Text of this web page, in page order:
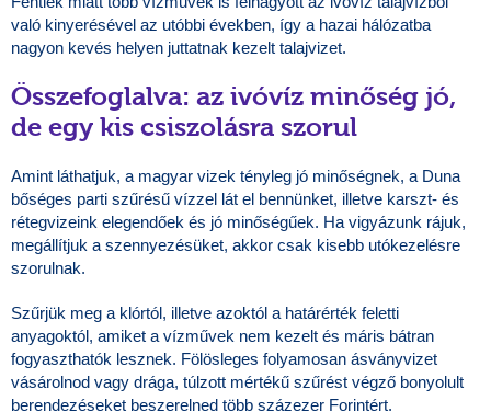
való kinyerésével az utóbbi években, így a hazai hálózatba
nagyon kevés helyen juttatnak kezelt talajvizet.
Összefoglalva: az ivóvíz minőség jó,
de egy kis csiszolásra szorul
Amint láthatjuk, a magyar vizek tényleg jó minőségnek, a Duna
bőséges parti szűrésű vízzel lát el bennünket, illetve karszt- és
rétegvizeink elegendőek és jó minőségűek. Ha vigyázunk rájuk,
megállítjuk a szennyezésüket, akkor csak kisebb utókezelésre
szorulnak.
Szűrjük meg a klórtól, illetve azoktól a határérték feletti
anyagoktól, amiket a vízművek nem kezelt és máris bátran
fogyaszthatók lesznek. Fölösleges folyamosan ásványvizet
vásárolnod vagy drága, túlzott mértékű szűrést végző bonyolult
berendezéseket beszerelned több százezer Forintért.